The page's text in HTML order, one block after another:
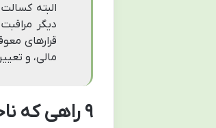
البته
دیگر
قرارهای
مالی، و
۹ راهی که ناخواسته خودمان را نادیده می گیریم